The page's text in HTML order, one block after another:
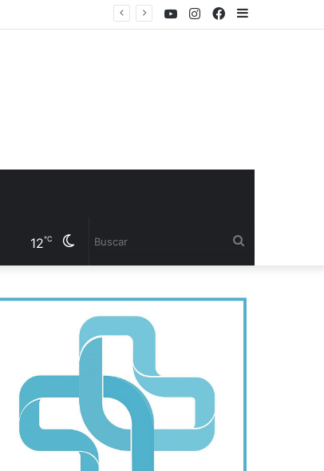
laboral Facebook
Instagram
Youtube
Cambiar
12℃